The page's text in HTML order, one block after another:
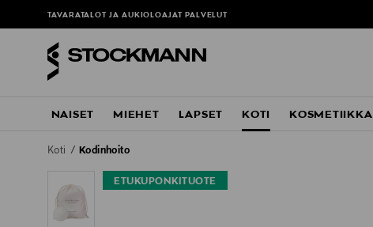
TAVARATALOT JA AUKIOLOAJAT PALVELUT
NAISET MIEHET LAPSET KOTI KOSMETIIKKA
Koti Kodinhoito
ETUKUPONKITUOTE